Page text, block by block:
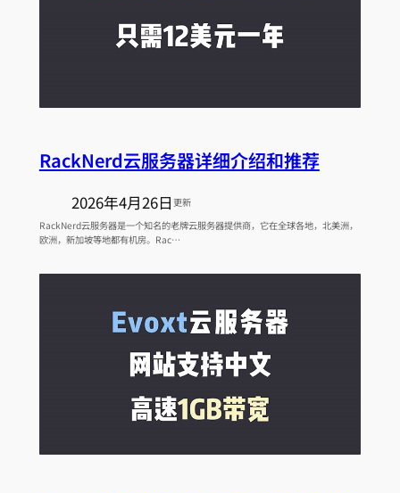
RackNerd云服务器详细介绍和推荐
2026年4月26日 更新
RackNerd云服务器是一个知名的老牌云服务器提供商，它在全球各地，北美洲，
欧洲，新加坡等地都有机房。Rac…